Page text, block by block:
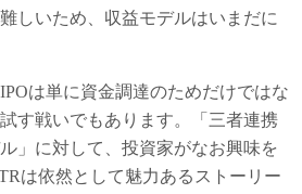
しいため、収益モデルはいまだに
は単に資金調達のためだけではな
す戦いでもあります。「三者連携
」に対して、投資家がなお興味を
は依然として魅力あるストーリー